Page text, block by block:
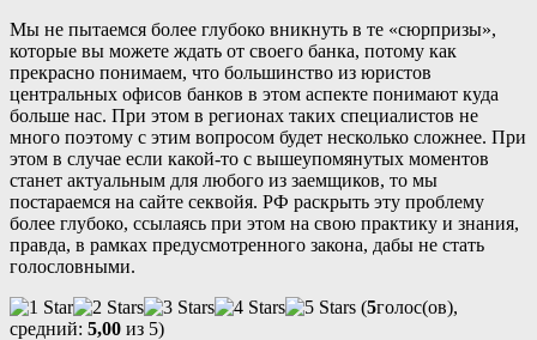
Мы не пытаемся более глубоко вникнуть в те «сюрпризы»,
которые вы можете ждать от своего банка, потому как
прекрасно понимаем, что большинство из юристов
центральных офисов банков в этом аспекте понимают куда
больше нас. При этом в регионах таких специалистов не
много поэтому с этим вопросом будет несколько сложнее. При
этом в случае если какой-то с вышеупомянутых моментов
станет актуальным для любого из заемщиков, то мы
постараемся на сайте секвойя. РФ раскрыть эту проблему
более глубоко, ссылаясь при этом на свою практику и знания,
правда, в рамках предусмотренного закона, дабы не стать
голословными.
(5голос(ов),
средний: 5,00 из 5)